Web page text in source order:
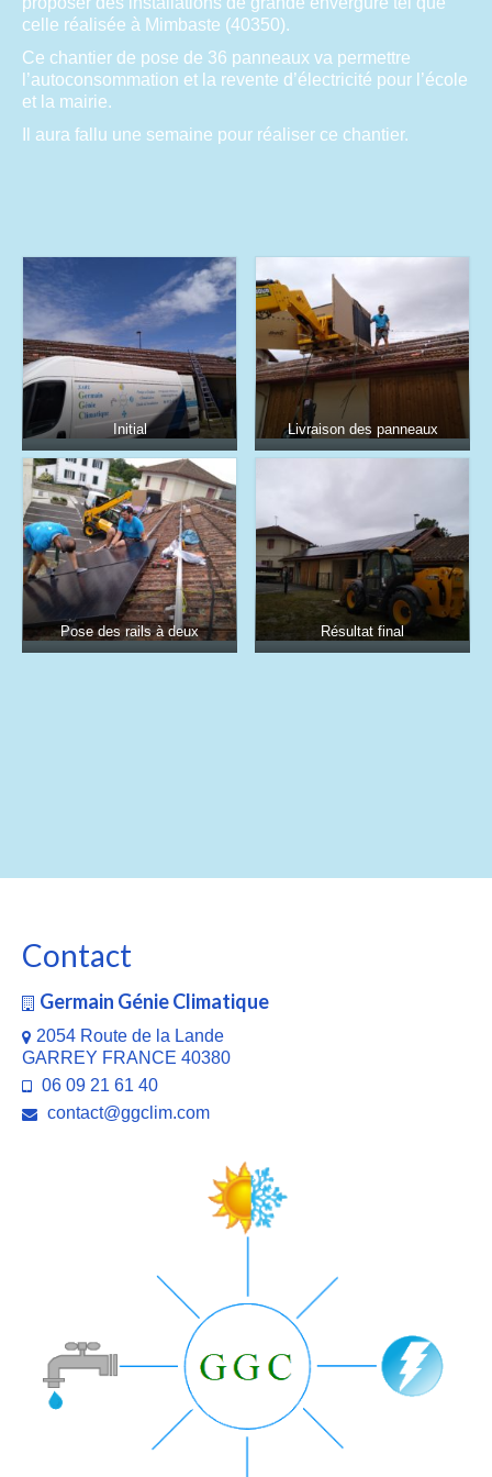
AUDIT
MISE AU POINT
MATÉRIELS
PARTICULIERS
POMPE A CHALEUR Air/Eau
CLIMATISATION / MAINTENANCE
LE SOLAIRE THERMIQUE
CONTACTS
celle réalisée à Mimbaste (40350).
Ce chantier de pose de 36 panneaux va permettre
l’autoconsommation et la revente d’électricité pour l’école
et la mairie.
Il aura fallu une semaine pour réaliser ce chantier.
Initial Livraison des panneaux
Pose des rails à deux Résultat final
Contact
Germain Génie Climatique
2054 Route de la Lande
GARREY FRANCE 40380
06 09 21 61 40
contact@ggclim.com